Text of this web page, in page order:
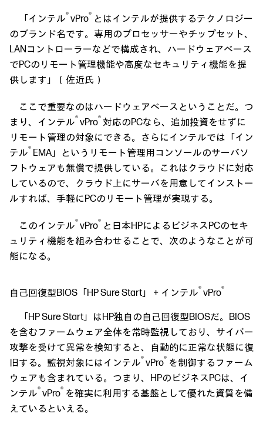
「インテル®vPro® とはインテルが提供するテクノロジー
のブランド名です。専用のプロセッサーやチップセット、
LANコントローラーなどで構成され、ハードウェアベース
でPCのリモート管理機能や高度なセキュリティ機能を提
供します」（佐近氏）
ここで重要なのはハードウェアベースということだ。つ
まり、インテル®vPro® 対応のPCなら、追加投資をせずに
リモート管理の対象にできる。さらにインテルでは「イン
テル® EMA」というリモート管理用コンソールのサーバソ
フトウェアも無償で提供している。これはクラウドに対応
しているので、クラウド上にサーバを用意してインストー
ルすれば、手軽にPCのリモート管理が実現する。
このインテル®vPro® と日本HPによるビジネスPCのセキ
ュリティ機能を組み合わせることで、次のようなことが可
能になる。
自己回復型BIOS「HP Sure Start」＋インテル®vPro®
「HP Sure Start」はHP独自の自己回復型BIOSだ。BIOS
を含むファームウェア全体を常時監視しており、サイバー
攻撃を受けて異常を検知すると、自動的に正常な状態に復
旧する。監視対象にはインテル®vPro® を制御するファーム
ウェアも含まれている。つまり、HPのビジネスPCは、イ
ンテル®vPro® を確実に利用する基盤として優れた資質を備
えているといえる。